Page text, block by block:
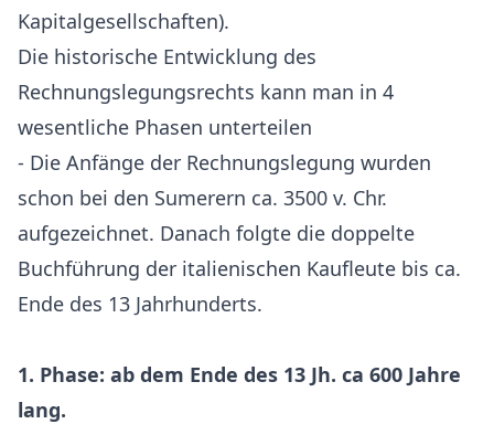
Kapitalgesellschaften).
Die historische Entwicklung des
Rechnungslegungsrechts kann man in 4
wesentliche Phasen unterteilen
- Die Anfänge der Rechnungslegung wurden
schon bei den Sumerern ca. 3500 v. Chr.
aufgezeichnet. Danach folgte die doppelte
Buchführung der italienischen Kaufleute bis ca.
Ende des 13 Jahrhunderts.
1. Phase: ab dem Ende des 13 Jh. ca 600 Jahre
lang.